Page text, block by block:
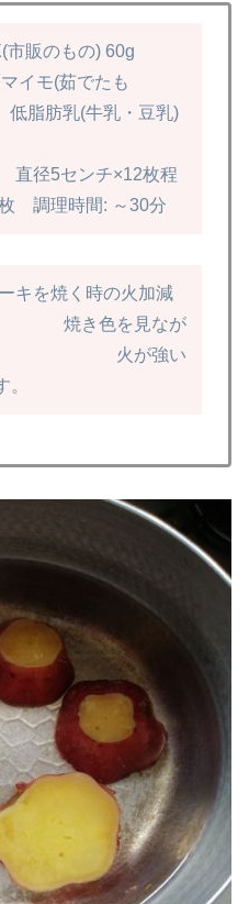
市販のもの) 60g
(茹でたも
肪乳(牛乳・豆乳)
直径5センチ×12枚程
枚 調理時間: ～30分
キを焼く時の火加減
色を見なが
火が強い
。